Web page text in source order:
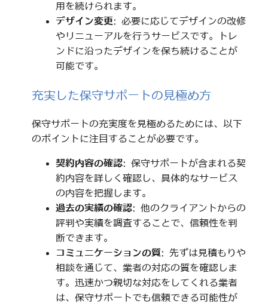
用を続けられます。
デザイン変更: 必要に応じてデザインの改修
やリニューアルを行うサービスです。トレ
ンドに沿ったデザインを保ち続けることが
可能です。
充実した保守サポートの見極め方
保守サポートの充実度を見極めるためには、以下
のポイントに注目することが必要です。
契約内容の確認: 保守サポートが含まれる契
約内容を詳しく確認し、具体的なサービス
の内容を把握します。
過去の実績の確認: 他のクライアントからの
評判や実績を調査することで、信頼性を判
断できます。
コミュニケーションの質: 先ずは見積もりや
相談を通じて、業者の対応の質を確認しま
す。迅速かつ親切な対応をしてくれる業者
は、保守サポートでも信頼できる可能性が